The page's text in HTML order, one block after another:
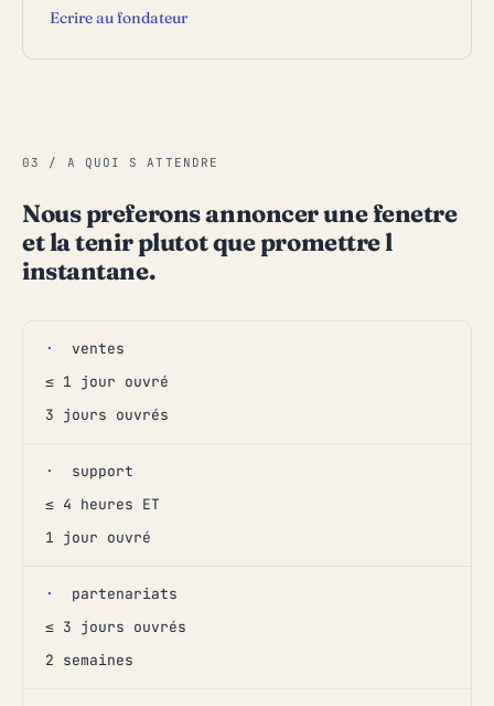
Ecrire au fondateur
03 / A QUOI S ATTENDRE
Nous preferons annoncer une fenetre
et la tenir plutot que promettre l
instantane.
·
ventes
≤ 1 jour ouvré
3 jours ouvrés
·
support
≤ 4 heures ET
1 jour ouvré
·
partenariats
≤ 3 jours ouvrés
2 semaines